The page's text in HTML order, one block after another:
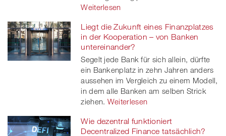
Weiterlesen
Liegt die Zukunft eines Finanzplatzes
in der Kooperation – von Banken
untereinander?
Segelt jede Bank für sich allein, dürfte
ein Bankenplatz in zehn Jahren anders
aussehen im Vergleich zu einem Modell,
in dem alle Banken am selben Strick
ziehen. Weiterlesen
Wie dezentral funktioniert
Decentralized Finance tatsächlich?